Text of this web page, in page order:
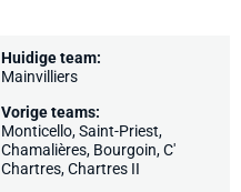
Huidige team:
Mainvilliers
Vorige teams:
Monticello,Saint-Priest,
Chamalières, Bourgoin,C'
Chartres, Chartres II